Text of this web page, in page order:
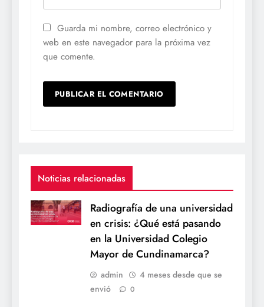
Guarda mi nombre, correo electrónico y
web en este navegador para la próxima vez
que comente.
Noticias relacionadas
Radiografía de una universidad
en crisis: ¿Qué está pasando
en la Universidad Colegio
Mayor de Cundinamarca?
admin
4 meses desde que se
envió
0